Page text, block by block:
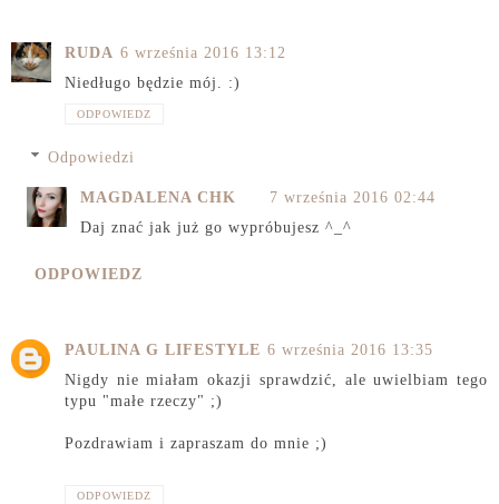
RUDA 6 września 2016 13:12
Niedługo będzie mój. :)
ODPOWIEDZ
Odpowiedzi
MAGDALENA CHK
7 września 2016 02:44
Daj znać jak już go wypróbujesz ^_^
ODPOWIEDZ
PAULINA G LIFESTYLE 6 września 2016 13:35
Nigdy nie miałam okazji sprawdzić, ale uwielbiam tego
typu "małe rzeczy" ;)
Pozdrawiam i zapraszam do mnie ;)
ODPOWIEDZ